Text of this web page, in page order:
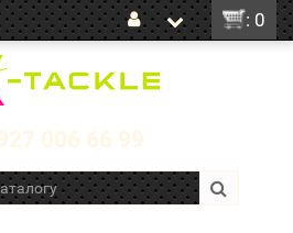
: 0
006 66 99